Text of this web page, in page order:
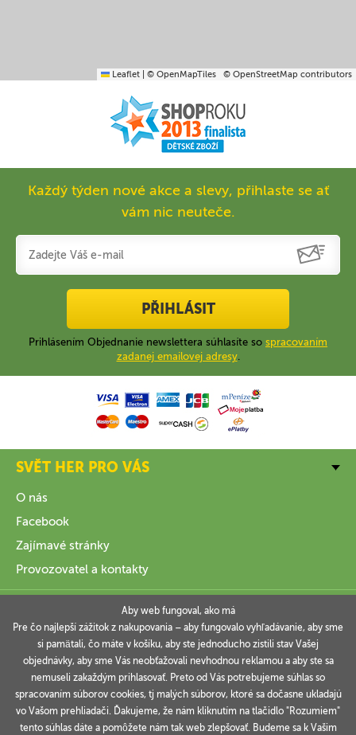
Leaflet © OpenMapTiles © OpenStreetMap contributors
Každý týden nové akce a slevy, přihlaste se ať
vám nic neuteče.
PŘIHLÁSIT
Prihlásením Objednanie newslettera súhlasíte so spracovaním
zadanej emailovej adresy.
SVĚT HER PRO VÁS
O nás
Facebook
Zajímavé stránky
Provozovatel a kontakty
INFORMACE
VAŠE OBJEDNÁVKY
Aby web fungoval, ako má
Pre čo najlepší zážitok z nakupovania – aby fungovalo vyhľadávanie, aby sme
si pamätali, čo máte v košíku, aby ste jednoducho zistili stav Vašej
objednávky, aby sme Vás neobťažovali nevhodnou reklamou a aby ste sa
nemuseli zakaždým prihlasovať. Preto od Vás potrebujeme súhlas so
spracovaním súborov cookies, tj malých súborov, ktoré sa dočasne ukladajú
vo Vašom prehliadači. Ďakujeme, že nám kliknutím na tlačidlo "Rozumiem"
tento súhlas dáte a pomôžete nám tak web zlepšovať. Budeme sa k Vašim